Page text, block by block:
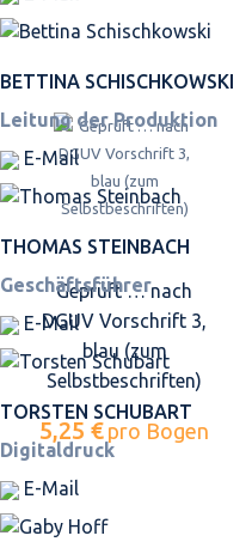
BETTINA SCHISCHKOWSKI
Leitung der Produktion
E-Mail
THOMAS STEINBACH
Geschäftsführer
E-Mail
TORSTEN SCHUBART
Digitaldruck
E-Mail
Geprüft … nach
DGUV Vorschrift 3,
blau (zum
Selbstbeschriften)
5,25 € pro Bogen